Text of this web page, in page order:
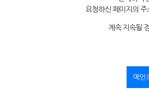
요청하신 페이지의 주
계속 지속될
메인